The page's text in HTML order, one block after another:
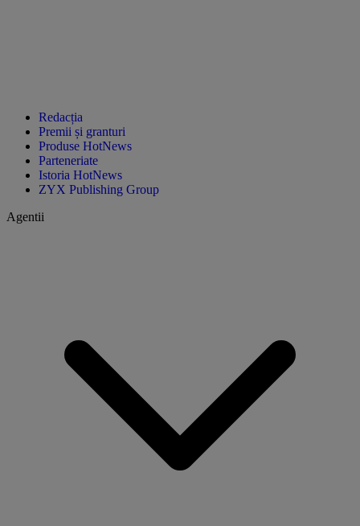
Redacția
Premii și granturi
Produse HotNews
Parteneriate
Istoria HotNews
ZYX Publishing Group
Agentii